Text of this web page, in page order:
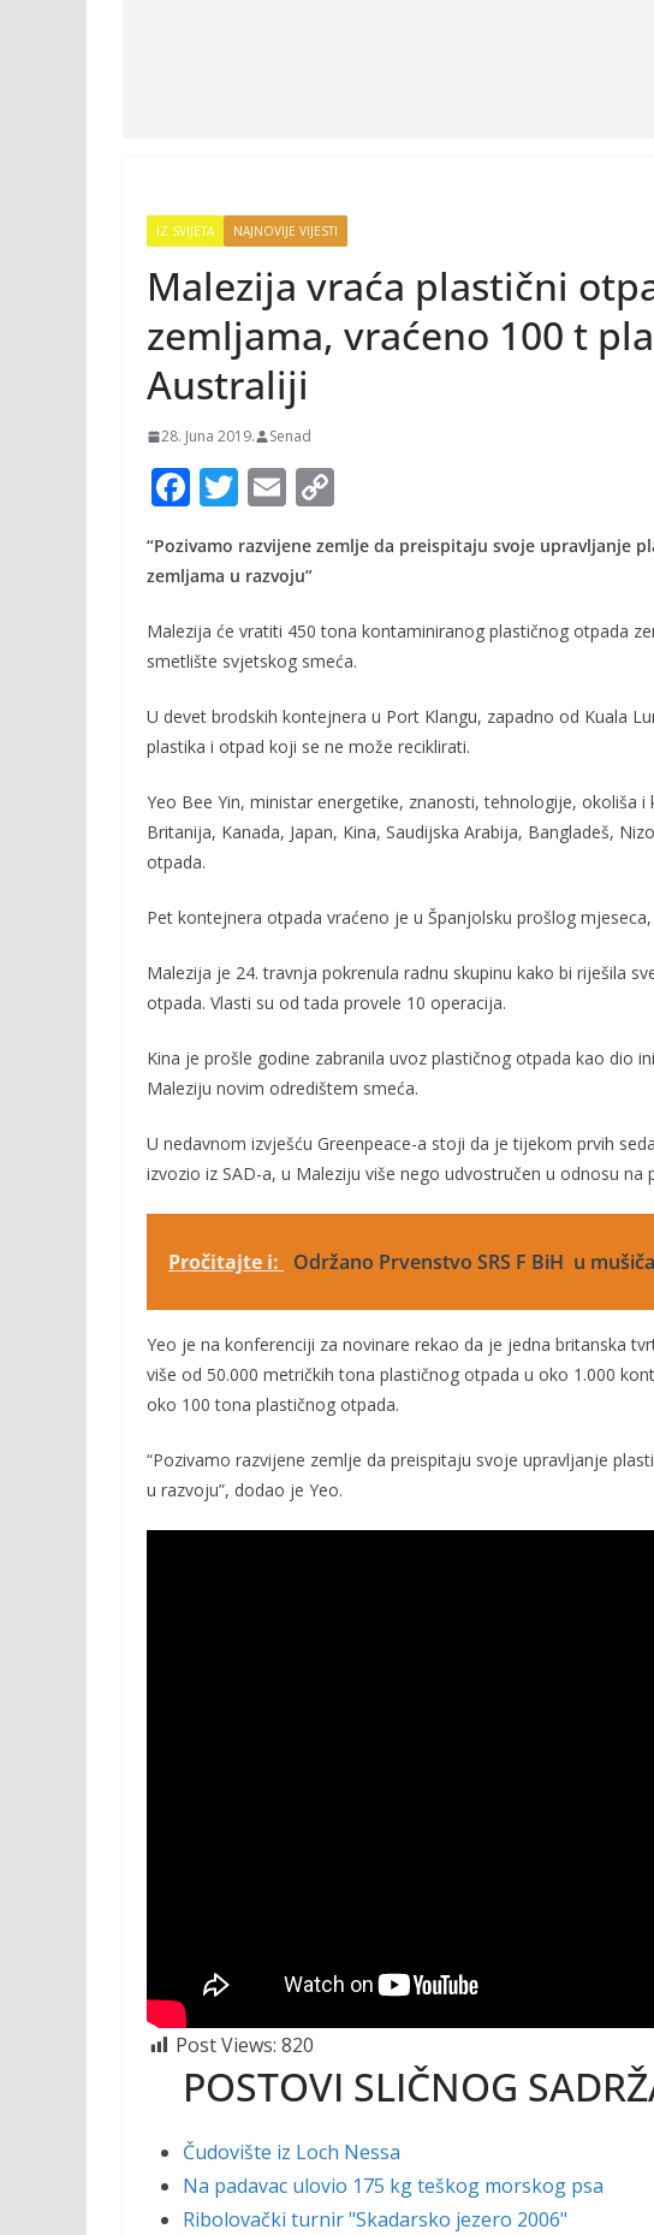
IZ SVIJETA NAJNOVIJE VIJESTI
Malezija vraća plastični
zemljama, vraćeno 100 t
Australiji
28. Juna 2019. Senad
F
e
o
o
k
T
itt
E
ai
l
o
p
Li
n
k
“Pozivamo razvijene zemlje da preispitaju svoje upravljanje
zemljama u razvoju”
Malezija će vratiti 450 tona kontaminiranog plastičnog otpada
smetlište svjetskog smeća.
U devet brodskih kontejnera u Port Klangu, zapadno od Kuala
plastika i otpad koji se ne može reciklirati.
Yeo Bee Yin, ministar energetike, znanosti, tehnologije, okoliša
Britanija, Kanada, Japan, Kina, Saudijska Arabija, Bangladeš,
otpada.
Pet kontejnera otpada vraćeno je u Španjolsku prošlog mjeseca,
Malezija je 24. travnja pokrenula radnu skupinu kako bi riješila
otpada. Vlasti su od tada provele 10 operacija.
Kina je prošle godine zabranila uvoz plastičnog otpada kao dio
Maleziju novim odredištem smeća.
U nedavnom izvješću Greenpeace-a stoji da je tijekom prvih
izvozio iz SAD-a, u Maleziju više nego udvostručen u odnosu na
Pročitajte i: Održano Prvenstvo SRS F BiH u
Yeo je na konferenciji za novinare rekao da je jedna britanska
više od 50.000 metričkih tona plastičnog otpada u oko 1.000
oko 100 tona plastičnog otpada.
“Pozivamo razvijene zemlje da preispitaju svoje upravljanje
u razvoju”, dodao je Yeo.
Post Views: 820
POSTOVI SLIČNOG
Čudovište iz Loch Nessa
Na padavac ulovio 175 kg teškog morskog psa
Ribolovački turnir "Skadarsko jezero 2006"